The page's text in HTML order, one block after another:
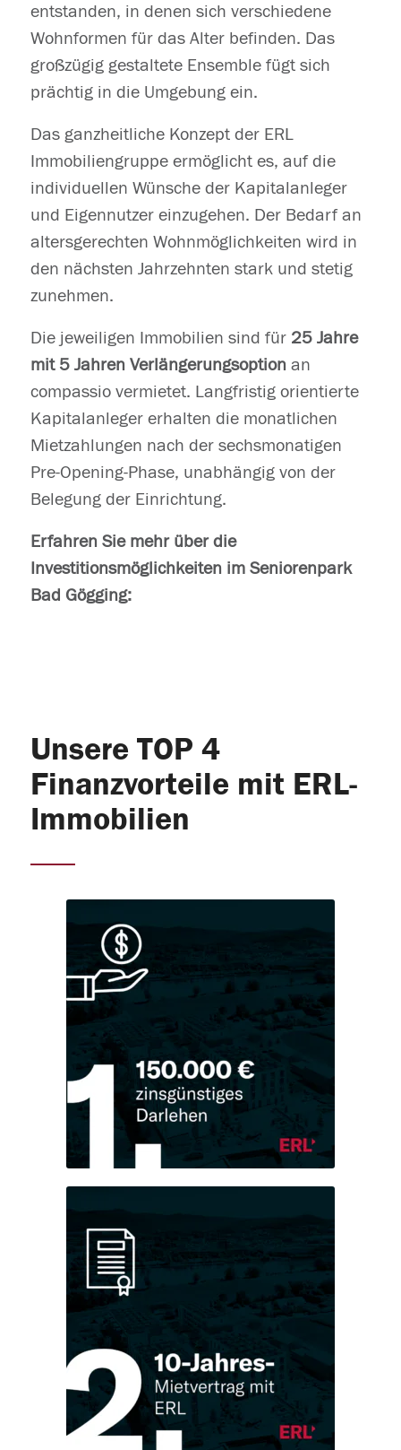
entstanden, in denen sich verschiedene
Wohnformen für das Alter befinden. Das
großzügig gestaltete Ensemble fügt sich
prächtig in die Umgebung ein.
Das ganzheitliche Konzept der ERL
Immobiliengruppe ermöglicht es, auf die
individuellen Wünsche der Kapitalanleger
und Eigennutzer einzugehen. Der Bedarf an
altersgerechten Wohnmöglichkeiten wird in
den nächsten Jahrzehnten stark und stetig
zunehmen.
Die jeweiligen Immobilien sind für 25 Jahre
mit 5 Jahren Verlängerungsoption an
compassio vermietet. Langfristig orientierte
Kapitalanleger erhalten die monatlichen
Mietzahlungen nach der sechsmonatigen
Pre-Opening-Phase, unabhängig von der
Belegung der Einrichtung.
Erfahren Sie mehr über die
Investitionsmöglichkeiten im Seniorenpark
Bad Gögging:
Unsere TOP 4
Finanzvorteile mit ERL-
Immobilien